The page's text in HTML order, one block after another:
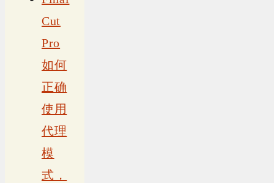
Cut
Pro
如何
正确
使用
代理
模
式，